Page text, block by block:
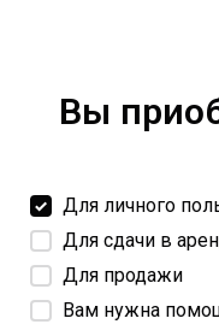
Вы
Для личного
Для сдачи в
Для продажи
Вам нужна